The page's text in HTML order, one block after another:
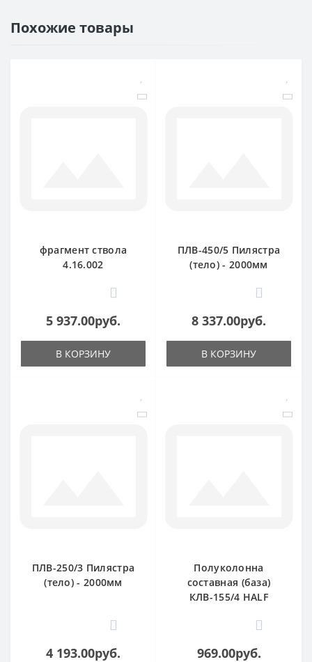
Похожие товары
фрагмент ствола
4.16.002
0
5 937.00руб.
В КОРЗИНУ
ПЛВ-450/5 Пилястра
(тело) - 2000мм
0
8 337.00руб.
В КОРЗИНУ
ПЛВ-250/3 Пилястра
(тело) - 2000мм
0
4 193.00руб.
Полуколонна
составная (база)
КЛВ-155/4 HALF
0
969.00руб.